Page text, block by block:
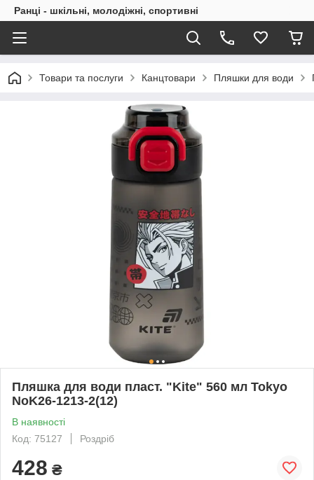
Ранці - шкільні, молодіжні, спортивні
Товари та послуги Канцтовари Пляшки для води
Пляшка для води пласт. "Kite" 560 мл Tokyo
NoK26-1213-2(12)
В наявності
Код: 75127
Роздріб
428 ₴